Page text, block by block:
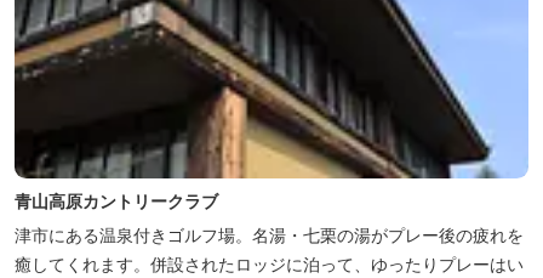
青山高原カントリークラブ
津市にある温泉付きゴルフ場。名湯・七栗の湯がプレー後の疲れを
癒してくれます。併設されたロッジに泊って、ゆったりプレーはい